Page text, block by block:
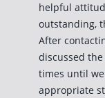
helpful
outstanding,
After
discussed
times until
appropriate